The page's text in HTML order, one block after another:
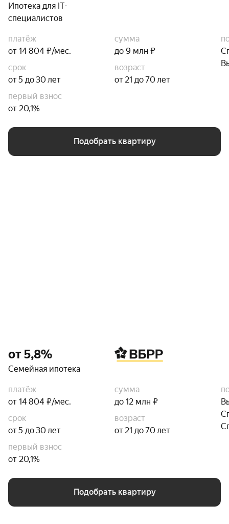
Ипотека для IT-
специалистов
платёж
от 14 804 ₽/мес.
сумма
до 9 млн ₽
срок
от 5 до 30 лет
возраст
от 21 до 70 лет
первый взнос
от 20,1%
Подобрать квартиру
от 5,8%
Семейная ипотека
платёж
от 14 804 ₽/мес.
сумма
до 12 млн ₽
срок
от 5 до 30 лет
возраст
от 21 до 70 лет
первый взнос
от 20,1%
Подобрать квартиру